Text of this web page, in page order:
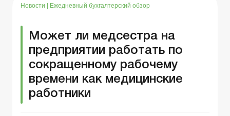
Новости Ежедневный бухгалтерский обзор
Может ли медсестра на
предприятии работать по
сокращенному рабочему
времени как медицинские
работники